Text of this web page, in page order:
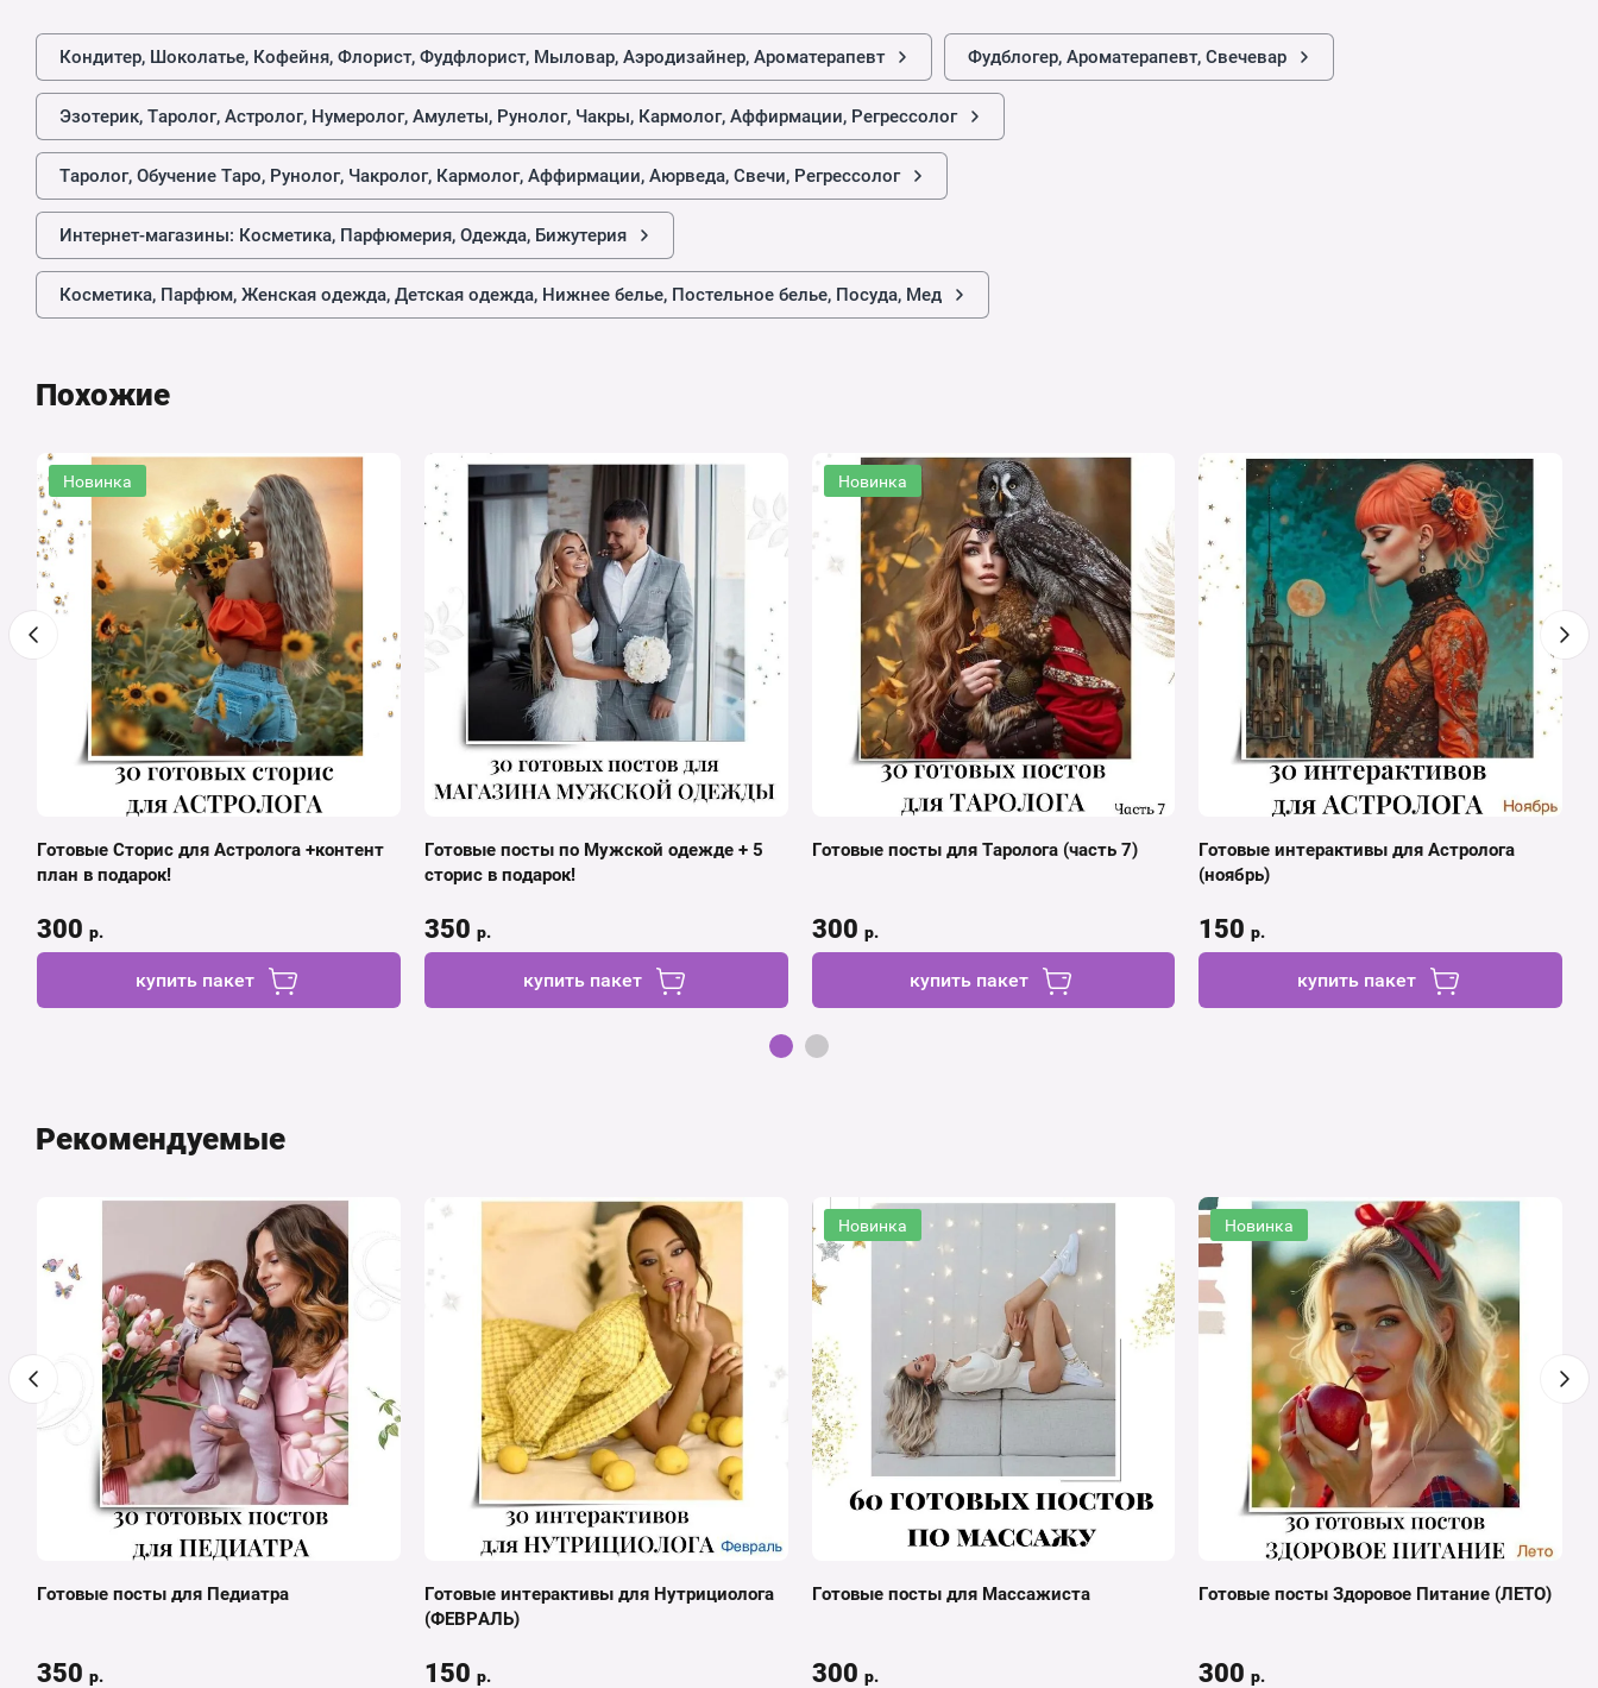
Кондитер, Шоколатье, Кофейня, Флорист, Фудфлорист, Мыловар, Аэродизайнер, Ароматерапевт Фудблогер, Ароматерапевт, Свечевар
Эзотерик, Таролог, Астролог, Нумеролог, Амулеты, Рунолог, Чакры, Кармолог, Аффирмации, Регрессолог
Таролог, Обучение Таро, Рунолог, Чакролог, Кармолог, Аффирмации, Аюрведа, Свечи, Регрессолог
Интернет-магазины: Косметика, Парфюмерия, Одежда, Бижутерия
Косметика, Парфюм, Женская одежда, Детская одежда, Нижнее белье, Постельное белье, Посуда, Мед
Похожие
Новинка
Готовые Сторис для Астролога +контент
план в подарок!
300 р.
купить пакет
Готовые посты по Мужской одежде + 5
сторис в подарок!
350 р.
купить пакет
Новинка
Готовые посты для Таролога (часть 7)
300 р.
купить пакет
Готовые интерактивы для Астролога
(ноябрь)
150 р.
купить пакет
Рекомендуемые
Готовые посты для Педиатра
350 р.
Готовые интерактивы для Нутрициолога
(ФЕВРАЛЬ)
150 р.
Новинка
Готовые посты для Массажиста
300 р.
Новинка
Готовые посты Здоровое Питание (ЛЕТО)
300 р.